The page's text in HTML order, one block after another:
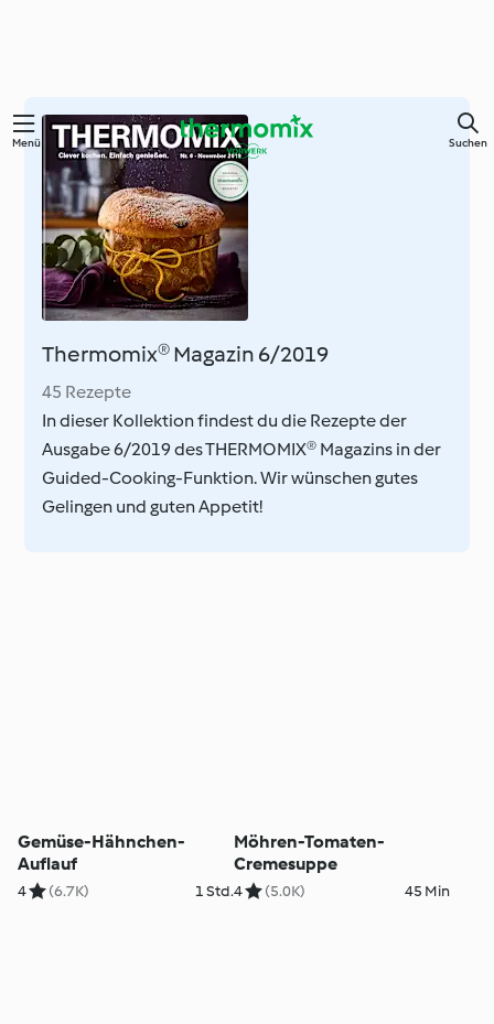
Springe
Hauptinhalt
Menü Suchen
Thermomix® Magazin 6/2019
45 Rezepte
In dieser Kollektion findest du die Rezepte der
Ausgabe 6/2019 des THERMOMIX® Magazins in der
Guided-Cooking-Funktion. Wir wünschen gutes
Gelingen und guten Appetit!
Gemüse-Hähnchen-
Auflauf
4 (6.7K) 1 Std.
Möhren-Tomaten-
Cremesuppe
4 (5.0K) 45 Min